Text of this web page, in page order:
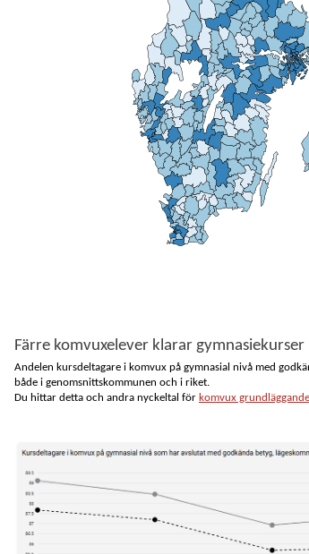
Färre komvuxelever klarar gymnasiekurser
Andelen kursdeltagare i komvux på gymnasial nivå med
både i genomsnittskommunen och i riket.
Du hittar detta och andra nyckeltal för komvux